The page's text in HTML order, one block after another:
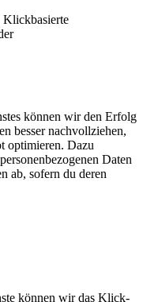
können wir den Erfolg
besser nachvollziehen,
optimieren. Dazu
Daten
ab, sofern du deren
können wir das Klick-